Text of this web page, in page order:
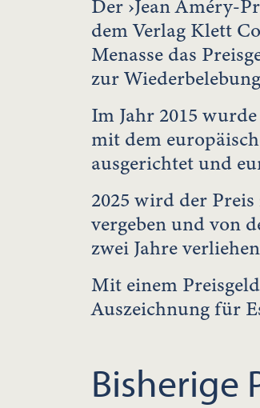
Der ›Jean Améry-
dem Verlag Klett
Menasse das
zur
Im Jahr 2015
mit dem
ausgerichtet und
2025 wird der
vergeben und von
zwei Jahre
Mit einem
Auszeichnung für
Bisherige